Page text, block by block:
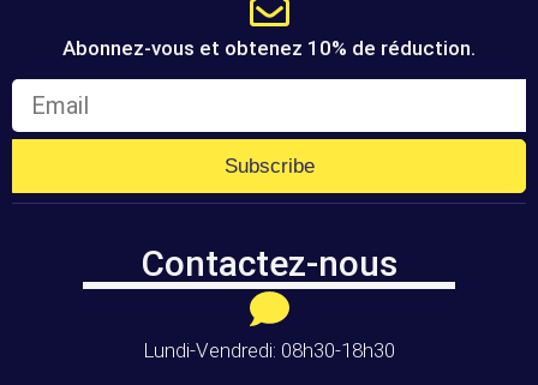
Abonnez-vous et obtenez 10% de réduction.
Subscribe
Contactez-nous
Lundi-Vendredi: 08h30-18h30